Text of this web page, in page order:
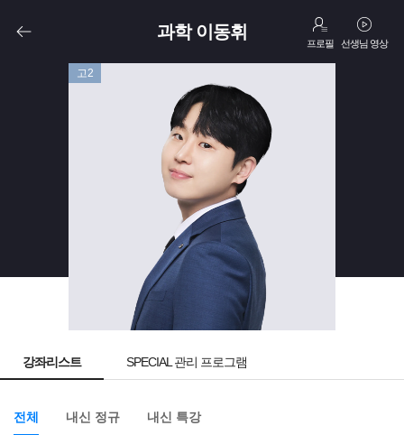
과학 이동휘
프로필 선생님 영상
고2
강좌리스트 SPECIAL 관리 프로그램
전체 내신 정규 내신 특강